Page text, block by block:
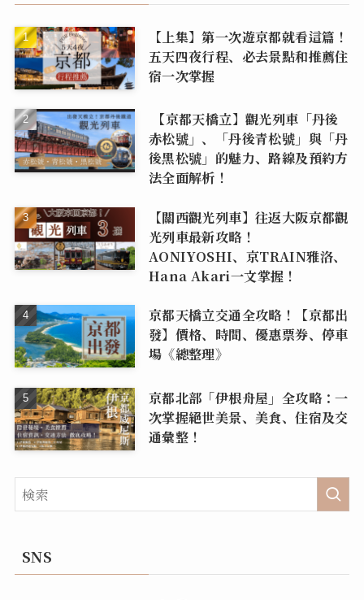
【上集】第一次遊京都就看這篇！
五天四夜行程、必去景點和推薦住
宿一次掌握
【京都天橋立】觀光列車「丹後
赤松號」、「丹後青松號」與「丹
後黑松號」的魅力、路線及預約方
法全面解析！
【關西觀光列車】往返大阪京都觀
光列車最新攻略！
AONIYOSHI、京TRAIN雅洛、
Hana Akari一文掌握！
京都天橋立交通全攻略！【京都出
發】價格、時間、優惠票券、停車
場《總整理》
京都北部「伊根舟屋」全攻略：一
次掌握絕世美景、美食、住宿及交
通彙整！
SNS